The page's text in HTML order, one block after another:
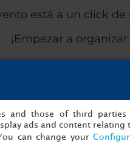
está a un click de
¡Empezar a organizar
and those of third
ads and content relating
can change your